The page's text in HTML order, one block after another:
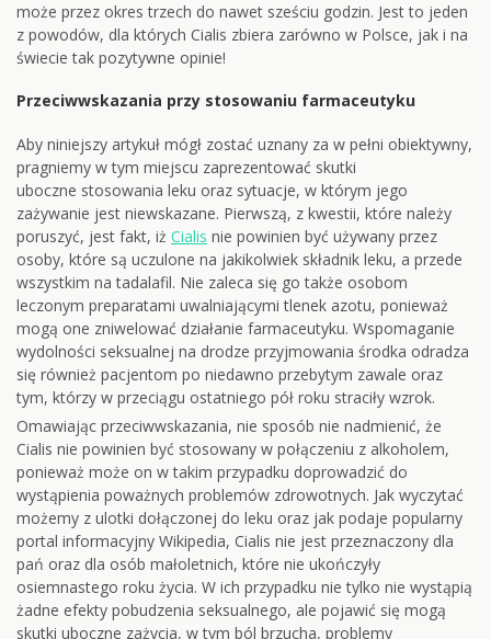
może przez okres trzech do nawet sześciu godzin. Jest to jeden
z powodów, dla których Cialis zbiera zarówno w Polsce, jak i na
świecie tak pozytywne opinie!
Przeciwwskazania przy stosowaniu farmaceutyku
Aby niniejszy artykuł mógł zostać uznany za w pełni obiektywny,
pragniemy w tym miejscu zaprezentować skutki
uboczne stosowania leku oraz sytuacje, w którym jego
zażywanie jest niewskazane. Pierwszą, z kwestii, które należy
poruszyć, jest fakt, iż Cialis nie powinien być używany przez
osoby, które są uczulone na jakikolwiek składnik leku, a przede
wszystkim na tadalafil. Nie zaleca się go także osobom
leczonym preparatami uwalniającymi tlenek azotu, ponieważ
mogą one zniwelować działanie farmaceutyku. Wspomaganie
wydolności seksualnej na drodze przyjmowania środka odradza
się również pacjentom po niedawno przebytym zawale oraz
tym, którzy w przeciągu ostatniego pół roku straciły wzrok.
Omawiając przeciwwskazania, nie sposób nie nadmienić, że
Cialis nie powinien być stosowany w połączeniu z alkoholem,
ponieważ może on w takim przypadku doprowadzić do
wystąpienia poważnych problemów zdrowotnych. Jak wyczytać
możemy z ulotki dołączonej do leku oraz jak podaje popularny
portal informacyjny Wikipedia, Cialis nie jest przeznaczony dla
pań oraz dla osób małoletnich, które nie ukończyły
osiemnastego roku życia. W ich przypadku nie tylko nie wystąpią
żadne efekty pobudzenia seksualnego, ale pojawić się mogą
skutki uboczne zażycia, w tym ból brzucha, problemy